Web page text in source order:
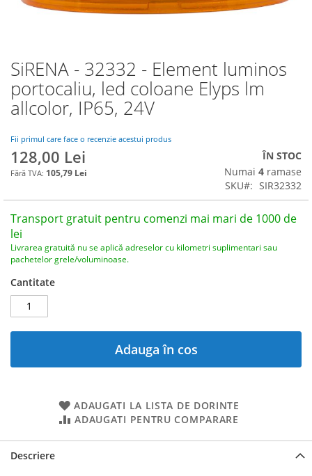
SiRENA - 32332 - Element luminos
portocaliu, led coloane Elyps lm
allcolor, IP65, 24V
Fii primul care face o recenzie acestui produs
128,00 Lei
105,79 Lei
ÎN STOC
Numai 4 ramase
SKU
SIR32332
Transport gratuit pentru comenzi mai mari de 1000 de
lei
Livrarea gratuită nu se aplică adreselor cu kilometri suplimentari sau
pachetelor grele/voluminoase.
Cantitate
Adauga în cos
ADAUGATI LA LISTA DE DORINTE
ADAUGATI PENTRU COMPARARE
Skip
to
the
beginning
the
images
gallery
Descriere